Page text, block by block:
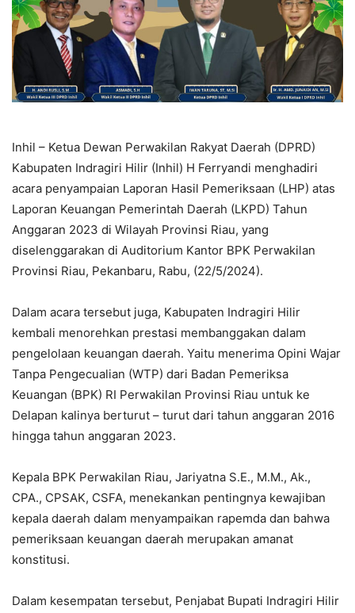
Inhil – Ketua Dewan Perwakilan Rakyat Daerah (DPRD)
Kabupaten Indragiri Hilir (Inhil) H Ferryandi menghadiri
acara penyampaian Laporan Hasil Pemeriksaan (LHP) atas
Laporan Keuangan Pemerintah Daerah (LKPD) Tahun
Anggaran 2023 di Wilayah Provinsi Riau, yang
diselenggarakan di Auditorium Kantor BPK Perwakilan
Provinsi Riau, Pekanbaru, Rabu, (22/5/2024).
Dalam acara tersebut juga, Kabupaten Indragiri Hilir
kembali menorehkan prestasi membanggakan dalam
pengelolaan keuangan daerah. Yaitu menerima Opini Wajar
Tanpa Pengecualian (WTP) dari Badan Pemeriksa
Keuangan (BPK) RI Perwakilan Provinsi Riau untuk ke
Delapan kalinya berturut – turut dari tahun anggaran 2016
hingga tahun anggaran 2023.
Kepala BPK Perwakilan Riau, Jariyatna S.E., Μ.Μ., Ak.,
CPA., CPSAK, CSFA, menekankan pentingnya kewajiban
kepala daerah dalam menyampaikan rapemda dan bahwa
pemeriksaan keuangan daerah merupakan amanat
konstitusi.
Dalam kesempatan tersebut, Penjabat Bupati Indragiri Hilir